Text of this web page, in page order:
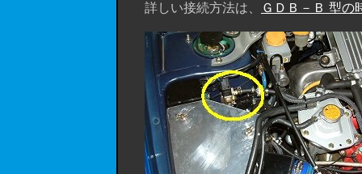
詳しい接続方法は、
ＧＤＢ－Ｂ 型の